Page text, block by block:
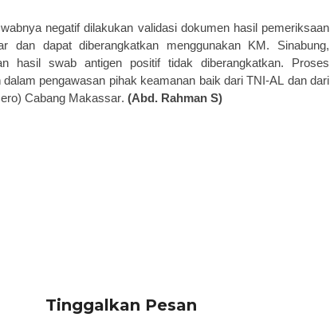
nya negatifdilakukan validasi dokumen hasil pemeriksaan
dan dapat diberangkatkan menggunakan KM. Sinabung,
hasil swab antigen positiftidak diberangkatkan. Proses
dalam pengawasan pihak keamanan baik dari TNI-AL dan dari
Cabang Makassar. (Abd. Rahman S)
Tinggalkan Pesan